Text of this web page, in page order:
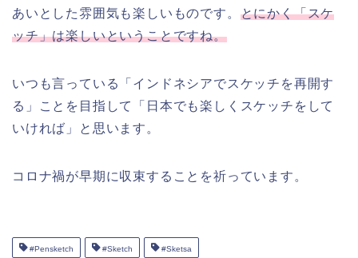
あいとした雰囲気も楽しいものです。 とにかく「スケ
ッチ」は楽しいということですね。
いつも言っている「インドネシアでスケッチを再開す
る」ことを目指して「日本でも楽しくスケッチをして
いければ」と思います。
コロナ禍が早期に収束することを祈っています。
#Pensketch #Sketch #Sketsa